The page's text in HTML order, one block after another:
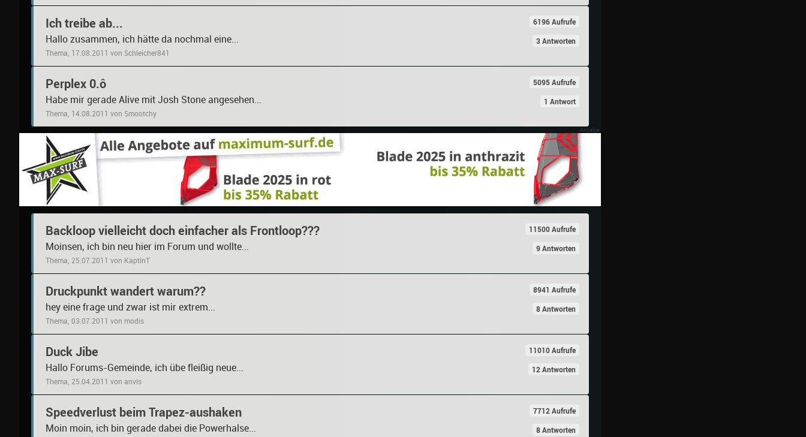
Ich treibe ab...
Hallo zusammen, ich hätte da nochmal eine...
Thema, 17.08.2011 von Schleicher841
6196 Aufrufe
3 Antworten
Perplex 0.ô
Habe mir gerade Alive mit Josh Stone angesehen...
Thema, 14.08.2011 von Smootchy
5095 Aufrufe
1 Antwort
Backloop vielleicht doch einfacher als Frontloop???
Moinsen, ich bin neu hier im Forum und wollte...
Thema, 25.07.2011 von KaptinT
11500 Aufrufe
9 Antworten
Druckpunkt wandert warum??
hey eine frage und zwar ist mir extrem...
Thema, 03.07.2011 von modis
8941 Aufrufe
8 Antworten
Duck Jibe
Hallo Forums-Gemeinde, ich übe fleißig neue...
Thema, 25.04.2011 von anvis
11010 Aufrufe
12 Antworten
Speedverlust beim Trapez-aushaken
Moin moin, ich bin gerade dabei die Powerhalse...
7712 Aufrufe
8 Antworten